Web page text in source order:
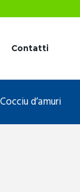
Contatti
Cocciu d’amuri